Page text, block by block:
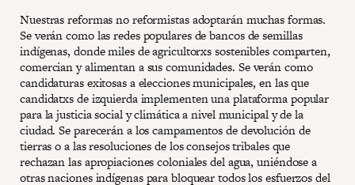
Nuestras reformas no reformistas adoptarán muchas formas.
Se verán como las redes populares de bancos de semillas
indígenas, donde miles de agricultorxs sostenibles comparten,
comercian y alimentan a sus comunidades. Se verán como
candidaturas exitosas a elecciones municipales, en las que
candidatxs de izquierda implementen una plataforma popular
para la justicia social y climática a nivel municipal y de la
ciudad. Se parecerán a los campamentos de devolución de
tierras o a las resoluciones de los consejos tribales que
rechazan las apropiaciones coloniales del agua, uniéndose a
otras naciones indígenas para bloquear todos los esfuerzos del